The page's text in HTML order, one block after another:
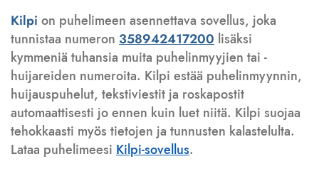
Kilpi on puhelimeen asennettava sovellus, joka
tunnistaa numeron 358942417200 lisäksi
kymmeniä tuhansia muita puhelinmyyjien tai -
huijareiden numeroita. Kilpi estää puhelinmyynnin,
huijauspuhelut, tekstiviestit ja roskapostit
automaattisesti jo ennen kuin luet niitä. Kilpi suojaa
tehokkaasti myös tietojen ja tunnusten kalastelulta.
Lataa puhelimeesi Kilpi-sovellus.